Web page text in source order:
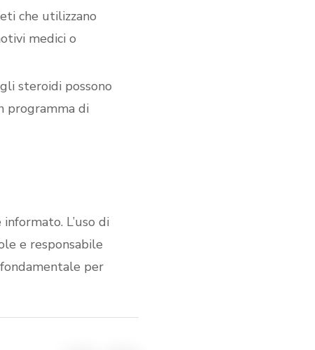
che utilizzano
medici o
steroidi possono
programma di
L’uso di
e responsabile
per